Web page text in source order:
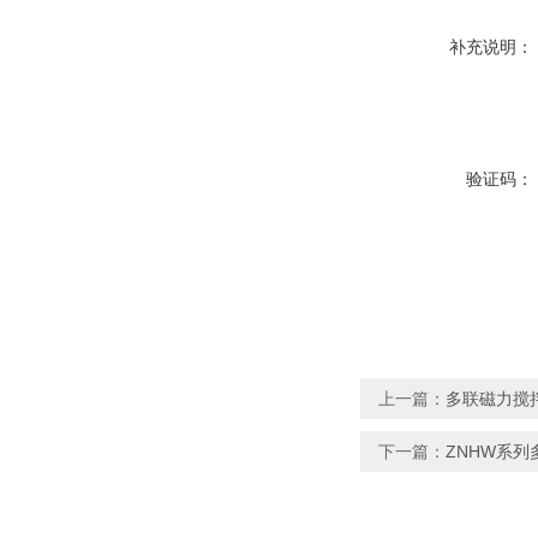
补充说明：
验证码：
上一篇： 多联磁力搅
下一篇： ZNHW系列